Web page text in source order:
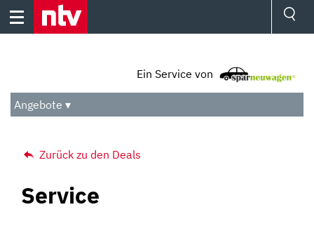
Skip
Wetter
Das Beste
Ein Service von
Angebote ▾
Zurück zu den Deals
Service